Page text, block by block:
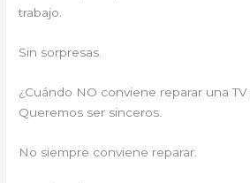
trabajo.
Sin sorpresas.
¿Cuándo NO conviene reparar una
Queremos ser sinceros.
No siempre conviene reparar.